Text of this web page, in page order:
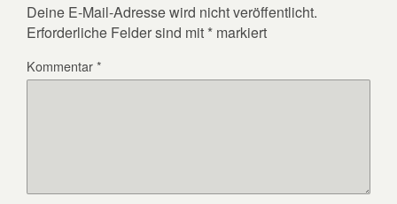
Deine E-Mail-Adresse wird nicht veröffentlicht.
Erforderliche Felder sind mit * markiert
Kommentar*